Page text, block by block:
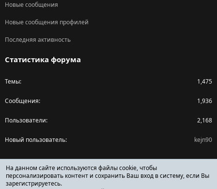
Новые сообщения
Новые сообщения профилей
Последняя активность
Статистика форума
Темы 1,475
Сообщения 1,936
Пользователи 2,168
Новый пользователь kejn90
Поделиться страницей
Facebook
X (Twitter)
Reddit
На данном сайте используются файлы cookie, чтобы
персонализировать контент и сохранить Ваш вход в систему, если Вы
зарегистрируетесь.